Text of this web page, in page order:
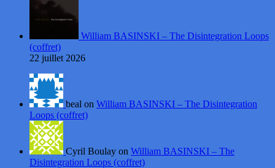
William BASINSKI – The Disintegration Loops
(coffret)
22 juillet 2026
beal on William BASINSKI – The Disintegration
Loops (coffret)
Cyril Boulay on William BASINSKI – The
Disintegration Loops (coffret)